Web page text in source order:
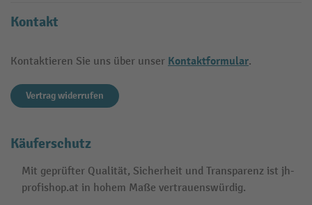
Kontakt
Kontaktieren Sie uns über unser Kontaktformular.
Vertrag widerrufen
Käuferschutz
Mit geprüfter Qualität, Sicherheit und Transparenz ist jh-
profishop.at in hohem Maße vertrauenswürdig.